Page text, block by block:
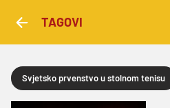
TAGOVI
Svjetsko prvenstvo u stolnom tenisu